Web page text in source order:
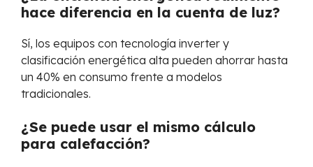
hace diferencia en la cuenta de luz?
Sí, los equipos con tecnología inverter y
clasificación energética alta pueden ahorrar hasta
un 40% en consumo frente a modelos
tradicionales.
¿Se puede usar el mismo cálculo
para calefacción?